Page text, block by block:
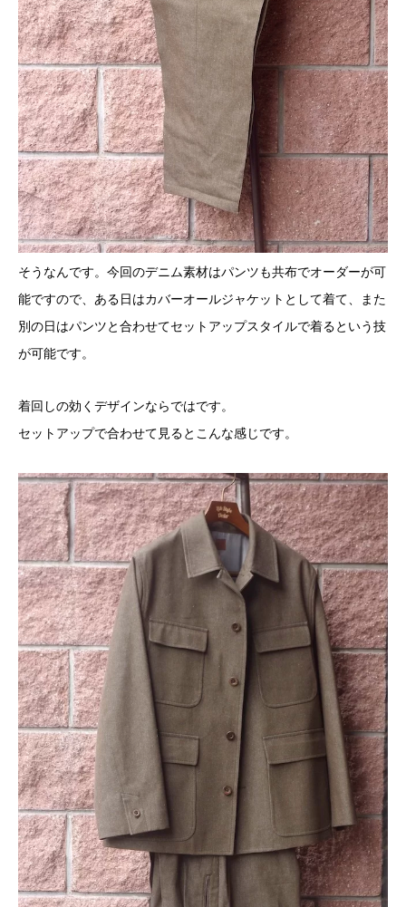
そうなんです。今回のデニム素材はパンツも共布でオーダーが可
能ですので、ある日はカバーオールジャケットとして着て、また
別の日はパンツと合わせてセットアップスタイルで着るという技
が可能です。
着回しの効くデザインならではです。
セットアップで合わせて見るとこんな感じです。